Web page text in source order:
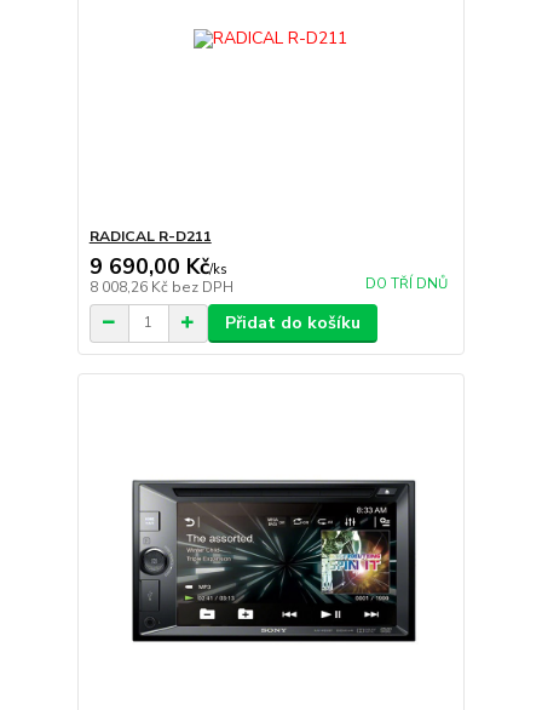
RADICAL R-D211
9 690,00 Kč/ks
8 008,26 Kč bez DPH DO TŘÍ DNŮ
Přidat do košíku